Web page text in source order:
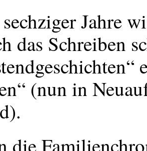
Jahre
das Schreiben
(nun in
die